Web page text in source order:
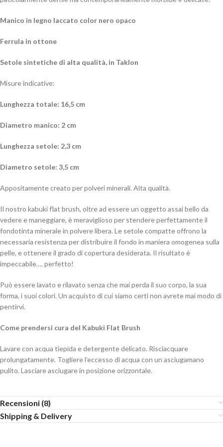
Manico in legno laccato color nero opaco
Ferrula in ottone
Setole sintetiche di alta qualità, in Taklon
Misure indicative:
Lunghezza totale: 16,5 cm
Diametro manico: 2 cm
Lunghezza setole: 2,3 cm
Diametro setole: 3,5 cm
Appositamente creato per polveri minerali. Alta qualità.
Il nostro kabuki flat brush, oltre ad essere un oggetto assai bello da
vedere e maneggiare, è meraviglioso per stendere perfettamente il
fondotinta minerale in polvere libera. Le setole compatte offrono la
necessaria resistenza per distribuire il fondo in maniera omogenea sulla
pelle, e ottenere il grado di copertura desiderata. Il risultato è
impeccabile…. perfetto!
Può essere lavato e rilavato senza che mai perda il suo corpo, la sua
forma, i suoi colori. Un acquisto di cui siamo certi non avrete mai modo di
pentirvi.
Come prendersi cura del Kabuki Flat Brush
Lavare con acqua tiepida e detergente delicato. Risciacquare
prolungatamente. Togliere l’eccesso di acqua con un asciugamano
pulito. Lasciare asciugare in posizione orizzontale.
Recensioni (8)
Shipping & Delivery